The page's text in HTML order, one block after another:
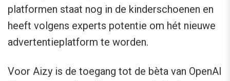
platformen staat nog in de kinderschoenen en
heeft volgens experts potentie om hét nieuwe
advertentieplatform te worden.
Voor Aizy is de toegang tot de bèta van OpenAI